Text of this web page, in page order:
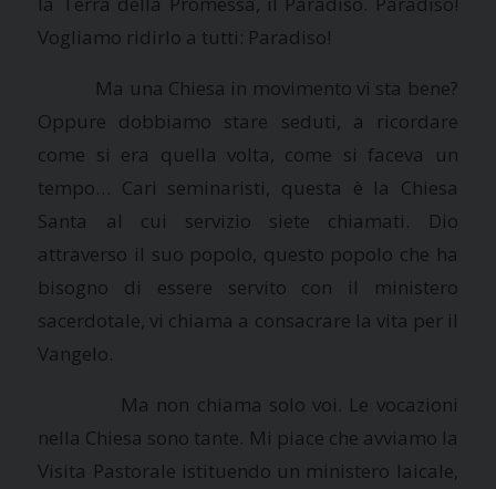
Vogliamo ridirlo a tutti: Paradiso!
Ma una Chiesa in movimento vi sta bene?
Oppure dobbiamo stare seduti, a ricordare
come si era quella volta, come si faceva un
tempo… Cari seminaristi, questa è la Chiesa
Santa
al cui servizio siete chiamati. Dio
attraverso il suo popolo, questo popolo che ha
bisogno di essere servito con il ministero
sacerdotale, vi chiama a consacrare la vita per il
Vangelo.
Ma non chiama solo voi. Le vocazioni
nella Chiesa sono tante. Mi piace che avviamo la
Visita Pastorale istituendo un ministero laicale,